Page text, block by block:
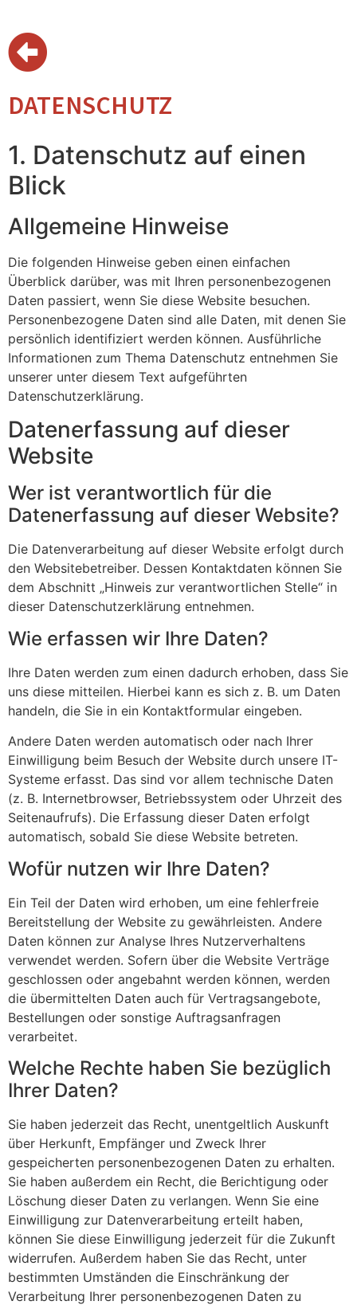
DATENSCHUTZ
1. Datenschutz auf einen
Blick
Allgemeine Hinweise
Die folgenden Hinweise geben einen einfachen
Überblick darüber, was mit Ihren personenbezogenen
Daten passiert, wenn Sie diese Website besuchen.
Personenbezogene Daten sind alle Daten, mit denen Sie
persönlich identifiziert werden können. Ausführliche
Informationen zum Thema Datenschutz entnehmen Sie
unserer unter diesem Text aufgeführten
Datenschutzerklärung.
Datenerfassung auf dieser
Website
Wer ist verantwortlich für die
Datenerfassung auf dieser Website?
Die Datenverarbeitung auf dieser Website erfolgt durch
den Websitebetreiber. Dessen Kontaktdaten können Sie
dem Abschnitt „Hinweis zur verantwortlichen Stelle“ in
dieser Datenschutzerklärung entnehmen.
Wie erfassen wir Ihre Daten?
Ihre Daten werden zum einen dadurch erhoben, dass Sie
uns diese mitteilen. Hierbei kann es sich z. B. um Daten
handeln, die Sie in ein Kontaktformular eingeben.
Andere Daten werden automatisch oder nach Ihrer
Einwilligung beim Besuch der Website durch unsere IT-
Systeme erfasst. Das sind vor allem technische Daten
(z. B. Internetbrowser, Betriebssystem oder Uhrzeit des
Seitenaufrufs). Die Erfassung dieser Daten erfolgt
automatisch, sobald Sie diese Website betreten.
Wofür nutzen wir Ihre Daten?
Ein Teil der Daten wird erhoben, um eine fehlerfreie
Bereitstellung der Website zu gewährleisten. Andere
Daten können zur Analyse Ihres Nutzerverhaltens
verwendet werden. Sofern über die Website Verträge
geschlossen oder angebahnt werden können, werden
die übermittelten Daten auch für Vertragsangebote,
Bestellungen oder sonstige Auftragsanfragen
verarbeitet.
Welche Rechte haben Sie bezüglich
Ihrer Daten?
Sie haben jederzeit das Recht, unentgeltlich Auskunft
über Herkunft, Empfänger und Zweck Ihrer
gespeicherten personenbezogenen Daten zu erhalten.
Sie haben außerdem ein Recht, die Berichtigung oder
Löschung dieser Daten zu verlangen. Wenn Sie eine
Einwilligung zur Datenverarbeitung erteilt haben,
können Sie diese Einwilligung jederzeit für die Zukunft
widerrufen. Außerdem haben Sie das Recht, unter
bestimmten Umständen die Einschränkung der
Verarbeitung Ihrer personenbezogenen Daten zu